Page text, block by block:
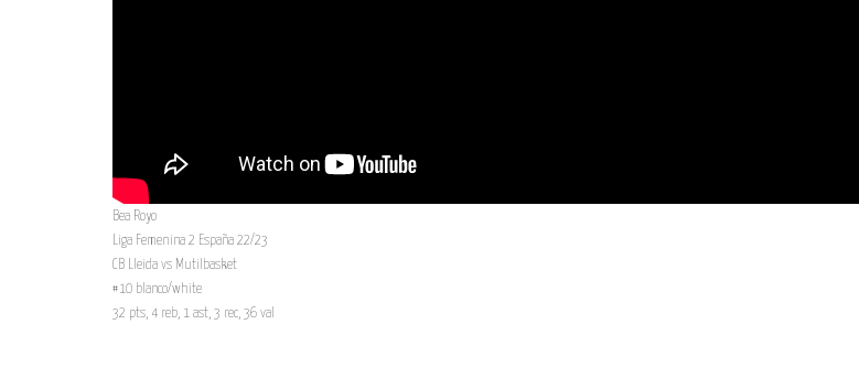
Bea Royo
Liga Femenina 2 España 22/23
CB Lleida vs Mutilbasket
#10 blanco/white
32 pts, 4 reb, 1 ast, 3 rec, 36 val